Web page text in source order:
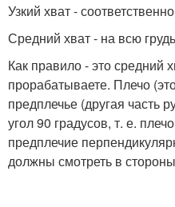
Узкий хват -
Средний хват - на всю
Как правило - это средний
прорабатываете. Плечо
предплечье (другая часть
угол 90 градусов, т. е.
предплечие
должны смотреть в